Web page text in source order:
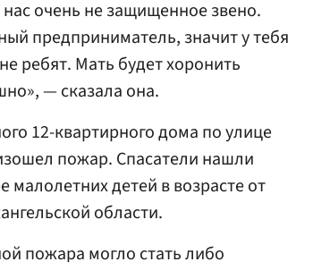
очень не защищенное звено.
предприниматель, значит у тебя
ребят. Мать будет хоронить
— сказала она.
12-квартирного дома по улице
пожар. Спасатели нашли
детей в возрасте от
области.
пожара могло стать либо